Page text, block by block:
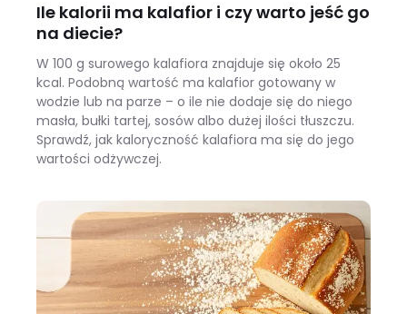
Ile kalorii ma kalafior i czy warto jeść go
na diecie?
W 100 g surowego kalafiora znajduje się około 25
kcal. Podobną wartość ma kalafior gotowany w
wodzie lub na parze – o ile nie dodaje się do niego
masła, bułki tartej, sosów albo dużej ilości tłuszczu.
Sprawdź, jak kaloryczność kalafiora ma się do jego
wartości odżywczej.